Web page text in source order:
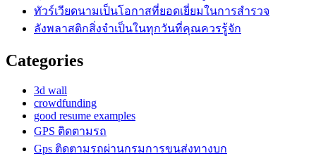
ทัวร์เวียดนามเป็นโอกาสที่ยอดเยี่ยมในการสำรวจ
ลังพลาสติกสิ่งจำเป็นในทุกวันที่คุณควรรู้จัก
Categories
3d wall
crowdfunding
good resume examples
GPS ติดตามรถ
Gps ติดตามรถผ่านกรมการขนส่งทางบก